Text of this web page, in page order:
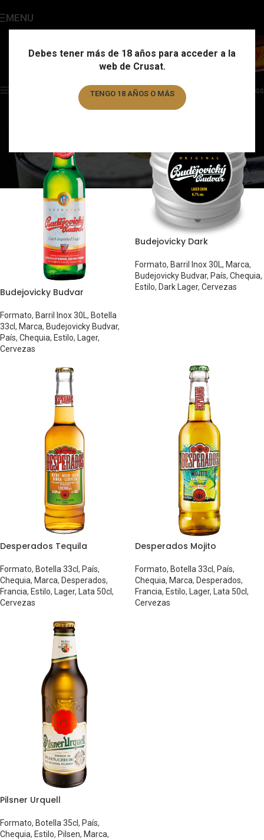
Debes tener más de 18 años para acceder a la
web de Crusat.
TENGO 18 AÑOS O MÁS
MENU Chequia
Showing all 5 results
Filtros
Budejovicky Budvar
Formato, Barril Inox 30L , Botella
33cl, Marca, Budejovicky Budvar,
País, Chequia, Estilo, Lager,
Cervezas
Budejovicky Dark
Formato, Barril Inox 30L , Marca,
Budejovicky Budvar, País, Chequia,
Estilo, Dark Lager, Cervezas
Desperados Tequila
Formato, Botella 33cl, País,
Chequia, Marca, Desperados,
Francia, Estilo, Lager, Lata 50cl,
Cervezas
Desperados Mojito
Formato, Botella 33cl, País,
Chequia, Marca, Desperados,
Francia, Estilo, Lager, Lata 50cl,
Cervezas
Pilsner Urquell
Formato, Botella 35cl, País,
Chequia, Estilo, Pilsen, Marca,